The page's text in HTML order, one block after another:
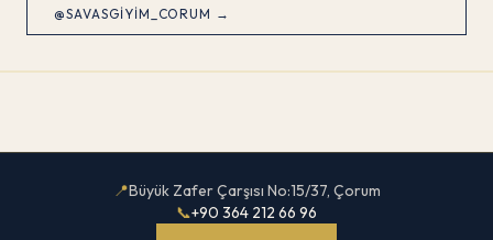
@SAVASGIYIM_CORUM →
📍Büyük Zafer Çarşısı No:15/37, Çorum
📞+90 364 212 66 96